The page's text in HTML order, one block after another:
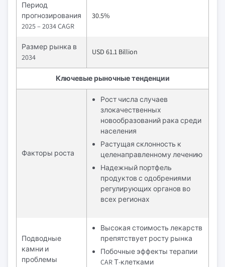
Период
прогнозирования
2025 – 2034 CAGR
30.5%
Размер рынка в
2034
USD 61.1 Billion
Ключевые рыночные тенденции
Факторы роста
Рост числа случаев
злокачественных
новообразований рака среди
населения
Растущая склонность к
целенаправленному лечению
Надежный портфель
продуктов с одобрениями
регулирующих органов во
всех регионах
Подводные
камни и
проблемы
Высокая стоимость лекарств
препятствует росту рынка
Побочные эффекты терапии
CAR Т-клетками